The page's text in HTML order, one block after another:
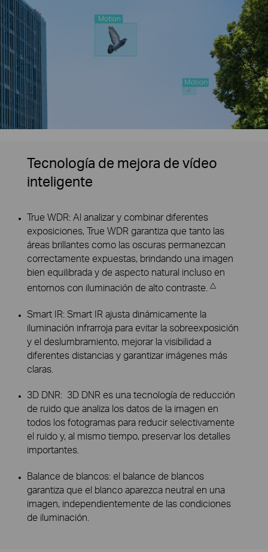
Tecnología de mejora de vídeo
inteligente
True WDR: Al analizar y combinar diferentes
exposiciones, True WDR garantiza que tanto las
áreas brillantes como las oscuras permanezcan
correctamente expuestas, brindando una imagen
bien equilibrada y de aspecto natural incluso en
entornos con iluminación de alto contraste. △
Smart IR: Smart IR ajusta dinámicamente la
iluminación infrarroja para evitar la sobreexposición
y el deslumbramiento, mejorar la visibilidad a
diferentes distancias y garantizar imágenes más
claras.
3D DNR: 3D DNR es una tecnología de reducción
de ruido que analiza los datos de la imagen en
todos los fotogramas para reducir selectivamente
el ruido y, al mismo tiempo, preservar los detalles
importantes.
Balance de blancos: el balance de blancos
garantiza que el blanco aparezca neutral en una
imagen, independientemente de las condiciones
de iluminación.